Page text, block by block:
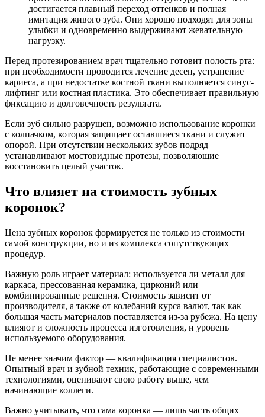
достигается плавный переход оттенков и полная
имитация живого зуба. Они хорошо подходят для зоны
улыбки и одновременно выдерживают жевательную
нагрузку.
Перед протезированием врач тщательно готовит полость рта:
при необходимости проводится лечение десен, устранение
кариеса, а при недостатке костной ткани выполняется синус-
лифтинг или костная пластика. Это обеспечивает правильную
фиксацию и долговечность результата.
Если зуб сильно разрушен, возможно использование коронки
с колпачком, которая защищает оставшиеся ткани и служит
опорой. При отсутствии нескольких зубов подряд
устанавливают мостовидные протезы, позволяющие
восстановить целый участок.
Что влияет на стоимость зубных
коронок?
Цена зубных коронок формируется не только из стоимости
самой конструкции, но и из комплекса сопутствующих
процедур.
Важную роль играет материал: используется ли металл для
каркаса, прессованная керамика, цирконий или
комбинированные решения. Стоимость зависит от
производителя, а также от колебаний курса валют, так как
большая часть материалов поставляется из-за рубежа. На цену
влияют и сложность процесса изготовления, и уровень
используемого оборудования.
Не менее значим фактор — квалификация специалистов.
Опытный врач и зубной техник, работающие с современными
технологиями, оценивают свою работу выше, чем
начинающие коллеги.
Важно учитывать, что сама коронка — лишь часть общих